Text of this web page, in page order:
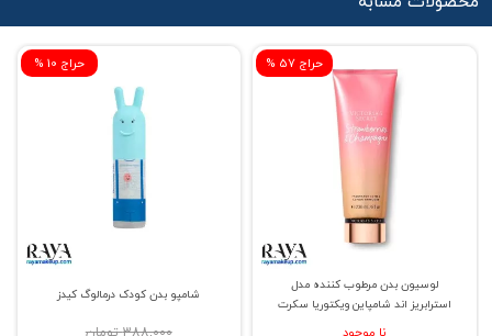
% حراج 10
شامپو بدن کودک درمالوگ کیدز
% حراج 57
لوسیون بدن مرطوب کننده مدل
استرابریز اند شامپاین ویکتوریا سکرت